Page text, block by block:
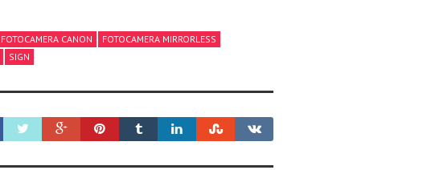
FOTOCAMERA CANON
FOTOCAMERA MIRRORLESS
SIGN